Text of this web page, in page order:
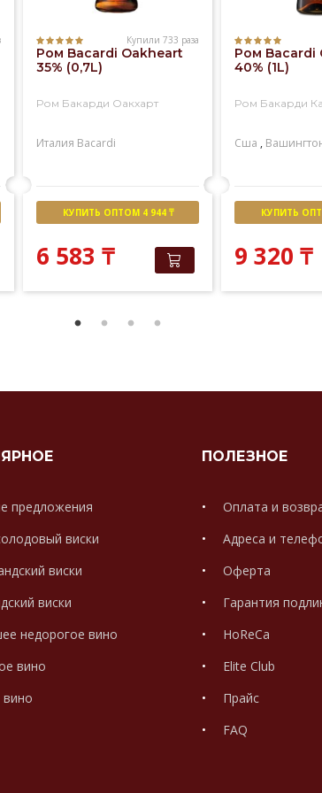
Купили 733 раза
Ром Bacardi Oakheart
35% (0,7L)
Ром Бакарди Оакхарт
Италия Bacardi
КУПИТЬ ОПТОМ 4 944 ₸
6 583 ₸
Ром Bacardi
40% (1L)
Ром Бакарди
Сша ,
КУПИТЬ
9 320 ₸
предложения
виски
виски
виски
недорогое вино
вино
ПОЛЕЗНОЕ
Оплата и
Адреса и
Оферта
Гарантия
HoReCa
Elite Club
Прайс
FAQ